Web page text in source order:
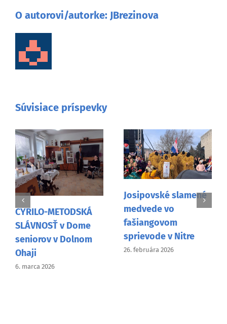
O autorovi/autorke: JBrezinova
Súvisiace príspevky
CYRILO-METODSKÁ
SLÁVNOSŤ v Dome
seniorov v Dolnom
Ohaji
6. marca 2026
Josipovské slamené
medvede vo
fašiangovom
sprievode v Nitre
26. februára 2026